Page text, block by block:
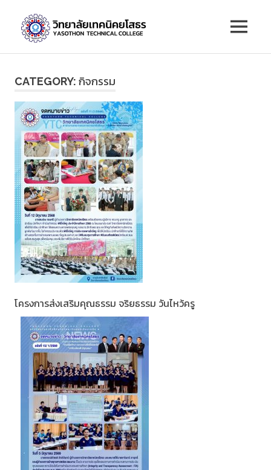
content
เทคนิค
MENU
CATEGORY: กิจกรรม
โครงการส่งเสริมคุณธรรม จริยธรรม วันไหว้ครู